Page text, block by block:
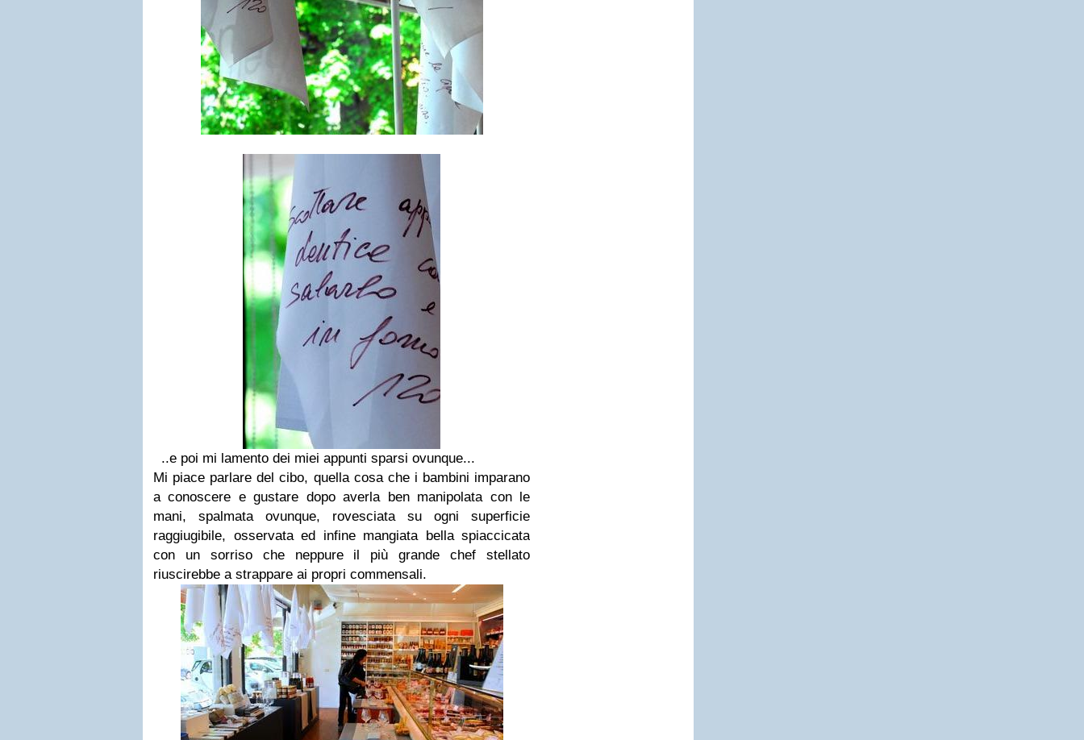
..e poi mi lamento dei miei appunti sparsi ovunque...
Mi piace parlare del cibo, quella cosa che i bambini imparano
a conoscere e gustare dopo averla ben manipolata con le
mani, spalmata ovunque, rovesciata su ogni superficie
raggiugibile, osservata ed infine mangiata bella spiaccicata
con un sorriso che neppure il più grande chef stellato
riuscirebbe a strappare ai propri commensali.